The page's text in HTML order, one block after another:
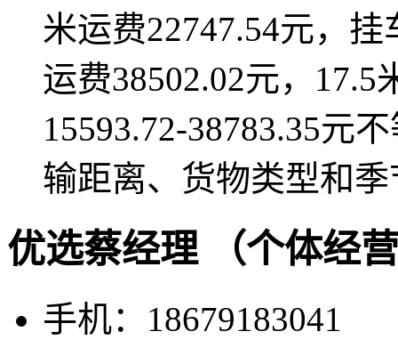
米运费22747.54元，
运费38502.02元，17.5
15593.72-38783.35元
输距离、货物类型和
优选蔡经理 （个体经
手机：18679183041